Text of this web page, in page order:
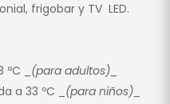
frigobar y TV LED.
_ (para adultos)_
a 33 ºC _ (para niños)_